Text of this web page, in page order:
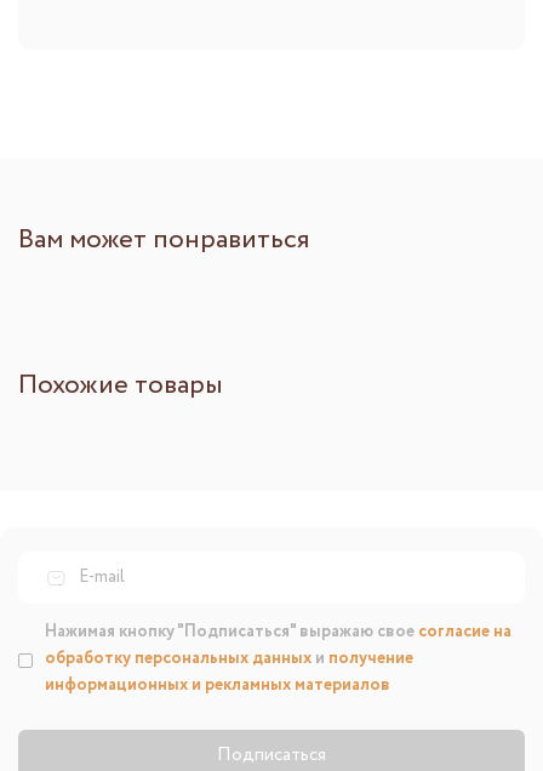
Вам может понравиться
Похожие товары
Подписаться
Нажимая кнопку "Подписаться" выражаю свое согласие на
обработку персональных данных и получение
информационных и рекламных материалов